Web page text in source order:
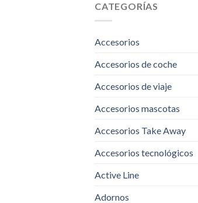
CATEGORÍAS
Accesorios
Accesorios de coche
Accesorios de viaje
Accesorios mascotas
Accesorios Take Away
Accesorios tecnológicos
Active Line
Adornos